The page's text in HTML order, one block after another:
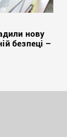
нову
безпеці –